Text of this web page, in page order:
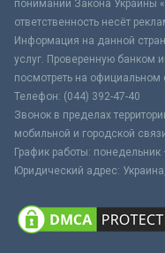
понимании Закона Украины
ответственность несёт
Информация на данной
услуг. Проверенную банком
посмотреть на официальном
Телефон: (044) 392-47-40
Звонок в пределах
мобильной и городской
График работы:
Юридический адрес: